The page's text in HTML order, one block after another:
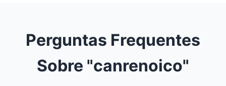
Perguntas Frequentes
Sobre "canrenoico"